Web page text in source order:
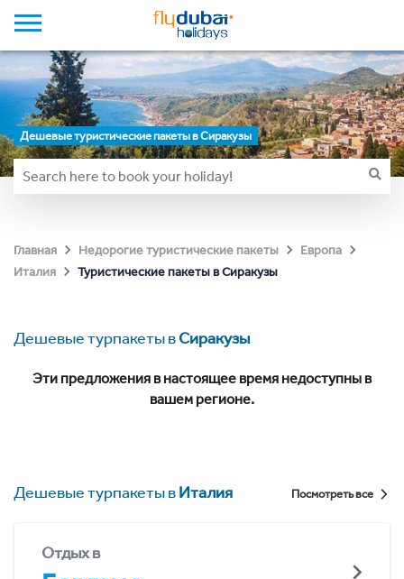
Дешевые туристические пакеты в Сиракузы
Главная Недорогие туристические пакеты
Европа
Италия
Туристические пакеты в Сиракузы
Дешевые турпакеты вСиракузы
Эти предложения в настоящее время недоступны в
вашем регионе.
Дешевые турпакеты вИталия Посмотреть все
Отдых в